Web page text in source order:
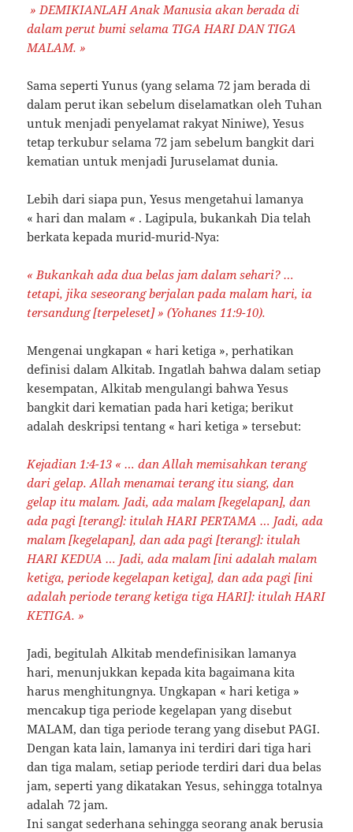
» DEMIKIANLAH Anak Manusia akan berada di
dalam perut bumi selama TIGA HARI DAN TIGA
MALAM. »
Sama seperti Yunus (yang selama 72 jam berada di
dalam perut ikan sebelum diselamatkan oleh Tuhan
untuk menjadi penyelamat rakyat Niniwe), Yesus
tetap terkubur selama 72 jam sebelum bangkit dari
kematian untuk menjadi Juruselamat dunia.
Lebih dari siapa pun, Yesus mengetahui lamanya
« hari dan malam « . Lagipula, bukankah Dia telah
berkata kepada murid-murid-Nya:
« Bukankah ada dua belas jam dalam sehari? …
tetapi, jika seseorang berjalan pada malam hari, ia
tersandung [terpeleset] » (Yohanes 11:9-10).
Mengenai ungkapan « hari ketiga », perhatikan
definisi dalam Alkitab. Ingatlah bahwa dalam setiap
kesempatan, Alkitab mengulangi bahwa Yesus
bangkit dari kematian pada hari ketiga; berikut
adalah deskripsi tentang « hari ketiga » tersebut:
Kejadian 1:4-13 « … dan Allah memisahkan terang
dari gelap. Allah menamai terang itu siang, dan
gelap itu malam. Jadi, ada malam [kegelapan], dan
ada pagi [terang]: itulah HARI PERTAMA … Jadi, ada
malam [kegelapan], dan ada pagi [terang]: itulah
HARI KEDUA … Jadi, ada malam [ini adalah malam
ketiga, periode kegelapan ketiga], dan ada pagi [ini
adalah periode terang ketiga tiga HARI]: itulah HARI
KETIGA. »
Jadi, begitulah Alkitab mendefinisikan lamanya
hari, menunjukkan kepada kita bagaimana kita
harus menghitungnya. Ungkapan « hari ketiga »
mencakup tiga periode kegelapan yang disebut
MALAM, dan tiga periode terang yang disebut PAGI.
Dengan kata lain, lamanya ini terdiri dari tiga hari
dan tiga malam, setiap periode terdiri dari dua belas
jam, seperti yang dikatakan Yesus, sehingga totalnya
adalah 72 jam.
Ini sangat sederhana sehingga seorang anak berusia